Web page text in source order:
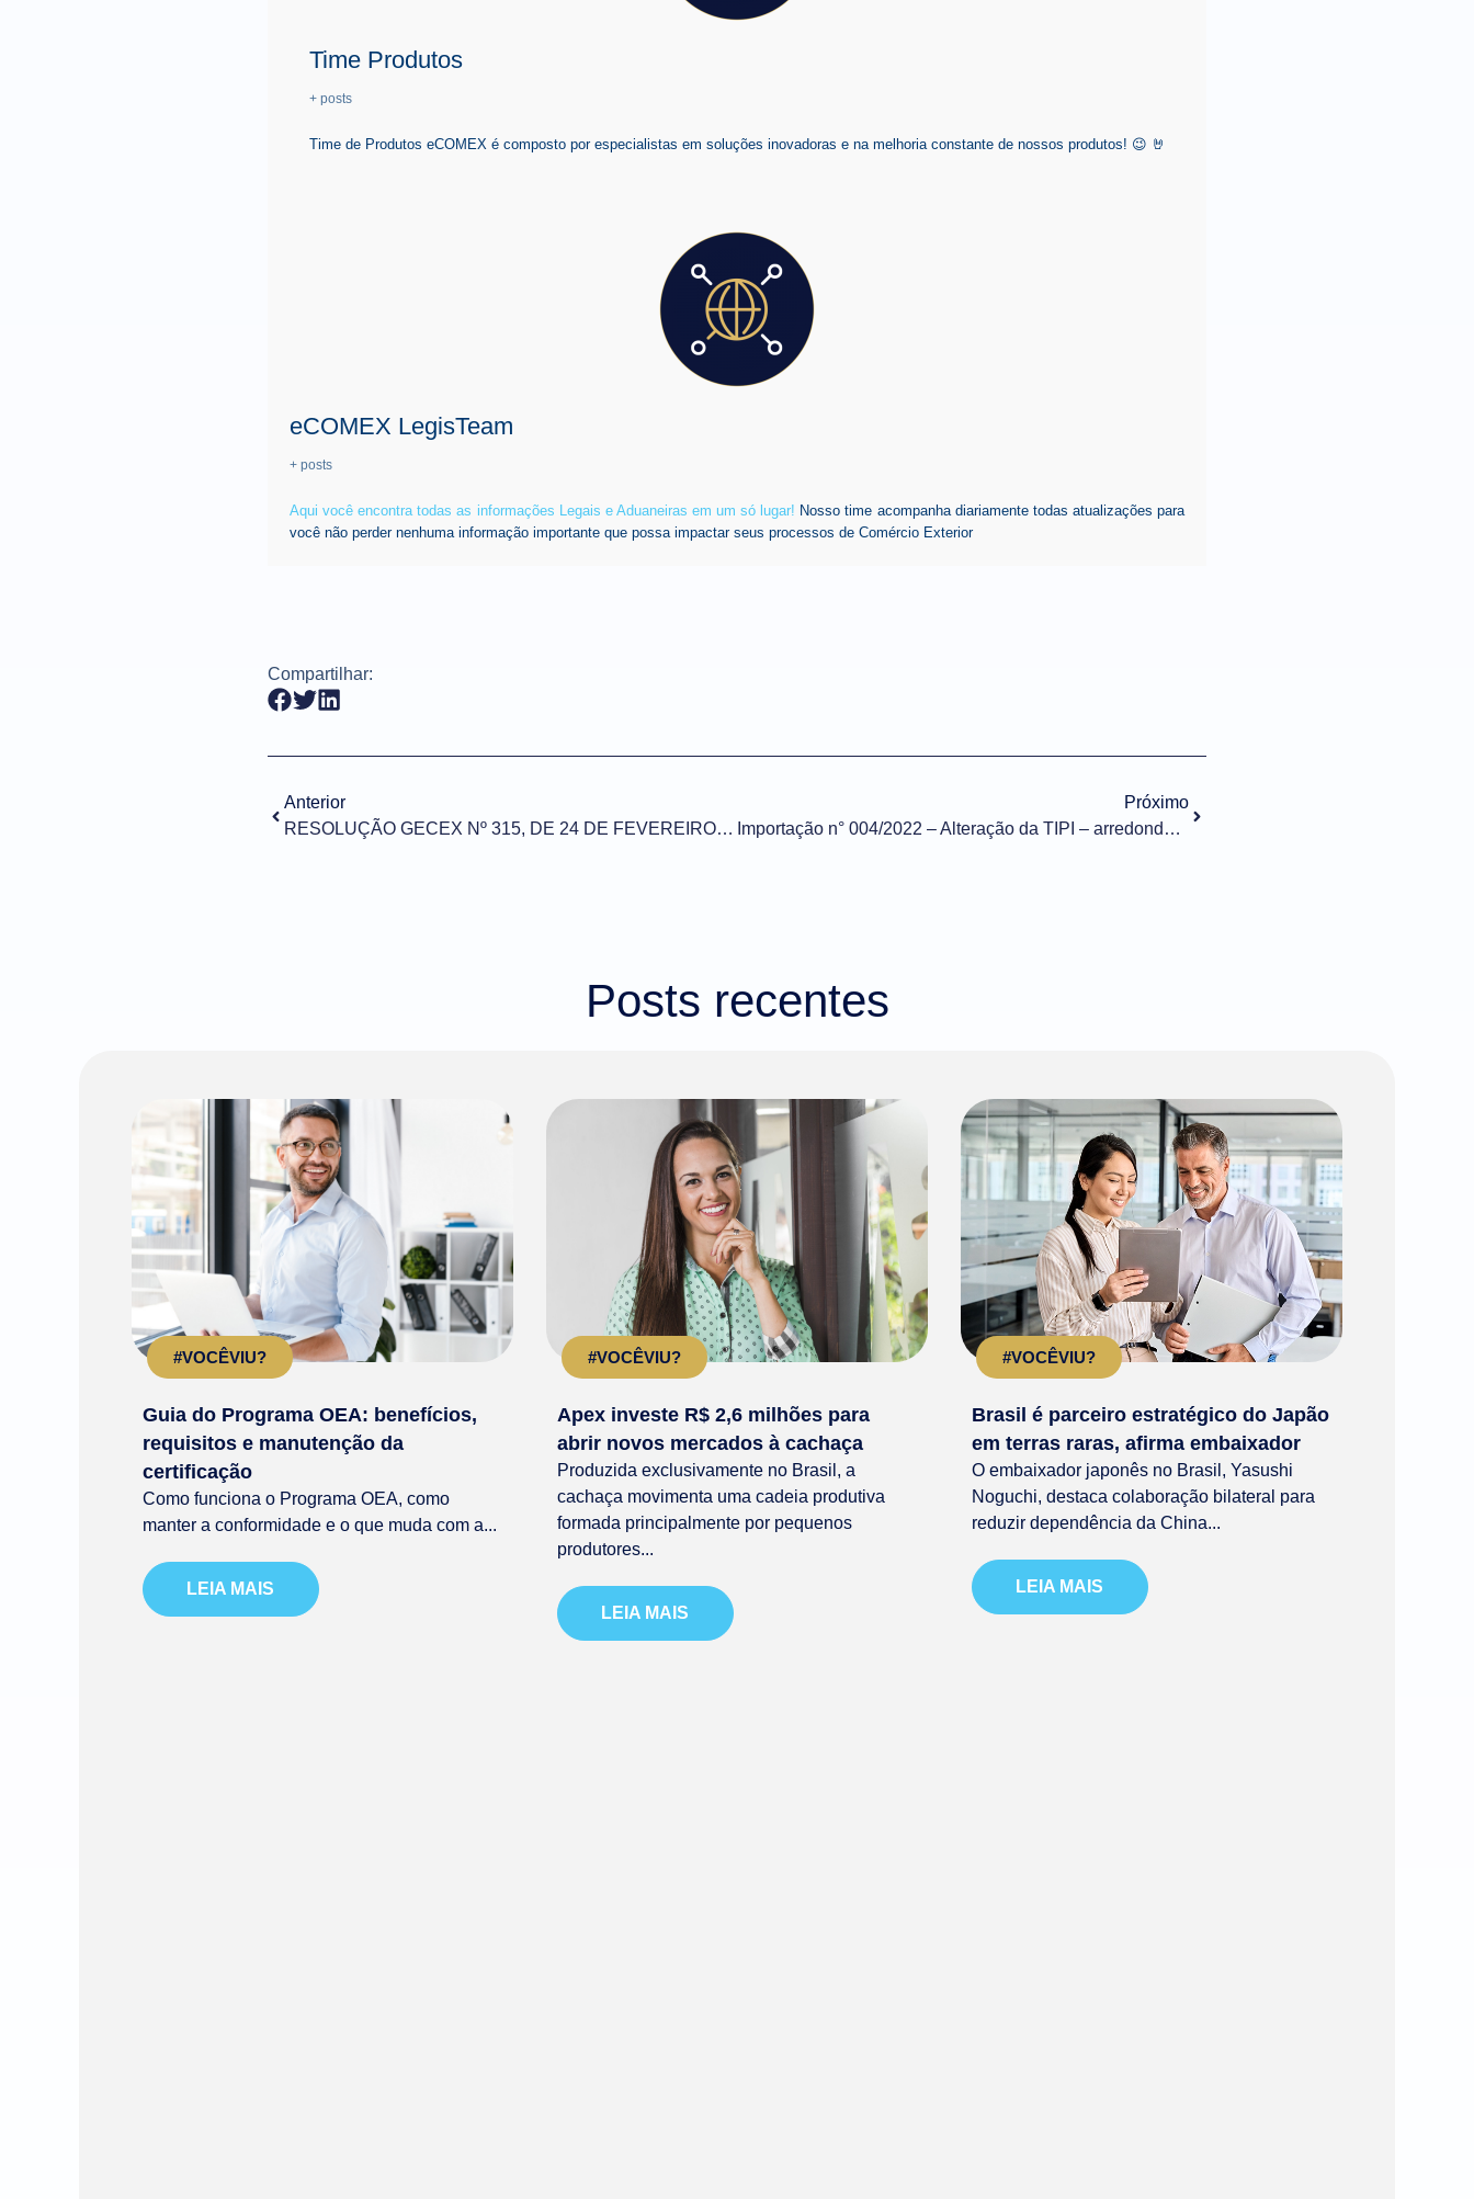
Time Produtos
+ posts
Time de Produtos eCOMEX é composto por especialistas em soluções inovadoras e na melhoria constante de nossos produtos! 😉 🤘
eCOMEX LegisTeam
+ posts
Aqui você encontra todas as informações Legais e Aduaneiras em um só lugar! Nosso time acompanha diariamente todas atualizações para
você não perder nenhuma informação importante que possa impactar seus processos de Comércio Exterior
Compartilhar:
Anterior
RESOLUÇÃO GECEX Nº 315, DE 24 DE FEVEREIRO DE 2022 (DOU de 02/03/2022)
Próximo
Importação n° 004/2022 – Alteração da TIPI – arredondamento de alíquotas
Posts recentes
#VOCÊVIU?
Guia do Programa OEA: benefícios,
requisitos e manutenção da
certificação
Como funciona o Programa OEA, como
manter a conformidade e o que muda com a...
LEIA MAIS
#VOCÊVIU?
Apex investe R$ 2,6 milhões para
abrir novos mercados à cachaça
Produzida exclusivamente no Brasil, a
cachaça movimenta uma cadeia produtiva
formada principalmente por pequenos
produtores...
LEIA MAIS
#VOCÊVIU?
Brasil é parceiro estratégico do Japão
em terras raras, afirma embaixador
O embaixador japonês no Brasil, Yasushi
Noguchi, destaca colaboração bilateral para
reduzir dependência da China...
LEIA MAIS